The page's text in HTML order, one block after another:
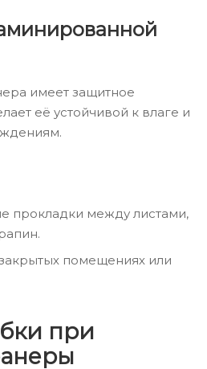
имеет защитное
её устойчивой к влаге и
прокладки между листами,
помещениях или
при